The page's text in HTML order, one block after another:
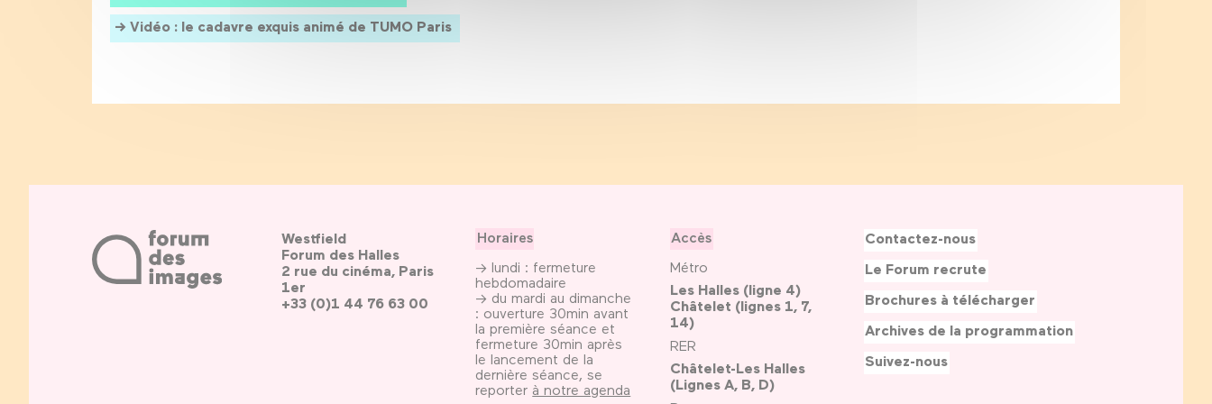
Vidéo : le cadavre exquis animé de TUMO Paris
Westfield
Forum des Halles
2 rue du cinéma, Paris
1er
+33 (0)1 44 76 63 00
Horaires
→ lundi : fermeture
hebdomadaire
→ du mardi au dimanche
: ouverture 30min avant
la première séance et
fermeture 30min après
le lancement de la
dernière séance, se
reporter à notre agenda
Accès
Métro
Les Halles (ligne 4)
Châtelet (lignes 1, 7,
14)
RER
Châtelet-Les Halles
(Lignes A, B, D)
Contactez-nous
Le Forum recrute
Brochures à télécharger
Archives de la programmation
Suivez-nous